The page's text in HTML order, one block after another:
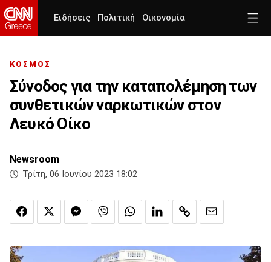
Ειδήσεις Πολιτική Οικονομία
ΚΟΣΜΟΣ
Σύνοδος για την καταπολέμηση των
συνθετικών ναρκωτικών στον
Λευκό Οίκο
Newsroom
Τρίτη, 06 Ιουνίου 2023 18:02